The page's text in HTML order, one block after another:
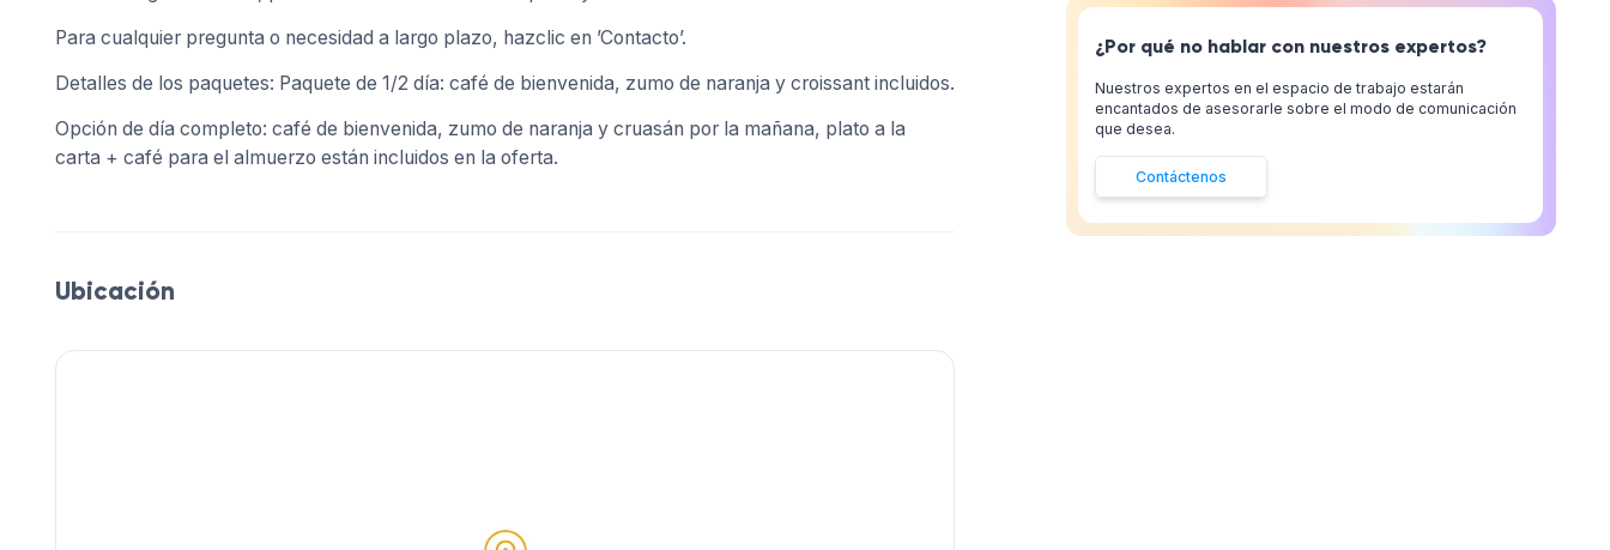
Para cualquier pregunta o necesidad a largo plazo, hazclic en ’Contacto’.
Detalles de los paquetes: Paquete de 1/2 día: café de bienvenida, zumo de naranja y croissant incluidos.
Opción de día completo: café de bienvenida, zumo de naranja y cruasán por la mañana, plato a la
carta + café para el almuerzo están incluidos en la oferta.
Ubicación
¿Por qué no hablar con nuestros expertos?
Nuestros expertos en el espacio de trabajo estarán
encantados de asesorarle sobre el modo de comunicación
que desea.
Contáctenos